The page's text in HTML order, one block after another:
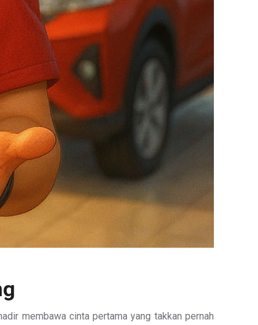
membawa cinta pertama yang takkan pernah